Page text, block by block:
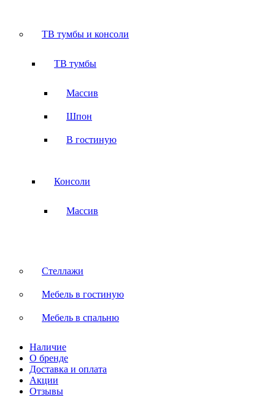
ТВ тумбы и консоли
ТВ тумбы
Массив
Шпон
В гостиную
Консоли
Массив
Стеллажи
Мебель в гостиную
Мебель в спальню
Наличие
О бренде
Доставка и оплата
Акции
Отзывы